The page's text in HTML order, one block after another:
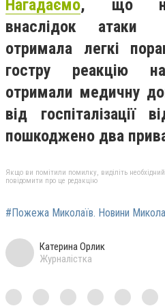
Нагадаємо, що на
внаслідок атаки
отримала легкі
гостру реакцію
отримали медичну
від госпіталізації
пошкоджено два
Якщо ви помітили помилку, виділіть
повідомити про це редакцію
#Пожежа Миколаїв. Новини
Катерина Орлик
Журналістка